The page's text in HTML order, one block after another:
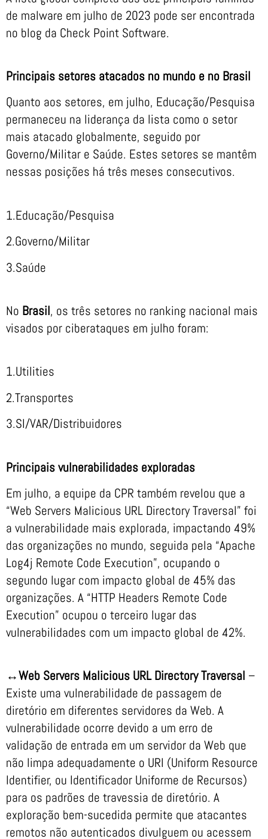
de malware em julho de 2023 pode ser encontrada
no blog da Check Point Software.
Principais setores atacados no mundo e no Brasil
Quanto aos setores, em julho, Educação/Pesquisa
permaneceu na liderança da lista como o setor
mais atacado globalmente, seguido por
Governo/Militar e Saúde. Estes setores se mantêm
nessas posições há três meses consecutivos.
1.Educação/Pesquisa
2.Governo/Militar
3.Saúde
No Brasil, os três setores no ranking nacional mais
visados por ciberataques em julho foram:
1.Utilities
2.Transportes
3.SI/VAR/Distribuidores
Principais vulnerabilidades exploradas
Em julho, a equipe da CPR também revelou que a
“Web Servers Malicious URL Directory Traversal” foi
a vulnerabilidade mais explorada, impactando 49%
das organizações no mundo, seguida pela “Apache
Log4j Remote Code Execution”, ocupando o
segundo lugar com impacto global de 45% das
organizações. A “HTTP Headers Remote Code
Execution” ocupou o terceiro lugar das
vulnerabilidades com um impacto global de 42%.
↔Web Servers Malicious URL Directory Traversal –
Existe uma vulnerabilidade de passagem de
diretório em diferentes servidores da Web. A
vulnerabilidade ocorre devido a um erro de
validação de entrada em um servidor da Web que
não limpa adequadamente o URI (Uniform Resource
Identifier, ou Identificador Uniforme de Recursos)
para os padrões de travessia de diretório. A
exploração bem-sucedida permite que atacantes
remotos não autenticados divulguem ou acessem